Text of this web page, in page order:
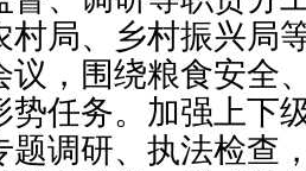
村局、乡村振兴局
议，围绕粮食安全
势任务。加强上下
题调研、执法检查